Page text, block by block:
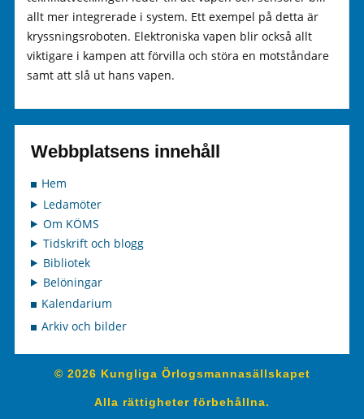
allt mer integrerade i system. Ett exempel på detta är
kryssningsroboten. Elektroniska vapen blir också allt
viktigare i kampen att förvilla och störa en motståndare
samt att slå ut hans vapen.
Webbplatsens innehåll
Hem
Ledamöter
Om KÖMS
Tidskrift och blogg
Bibliotek
Belöningar
Kalendarium
Arkiv och bilder
© 2026 Kungliga Örlogsmannasällskapet
Alla rättigheter förbehållna.